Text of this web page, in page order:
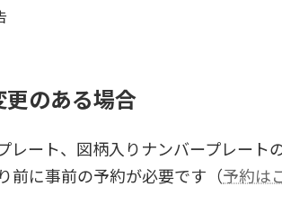
更のある場合
レート、図柄入りナンバープレート
前に事前の予約が必要です（予約は